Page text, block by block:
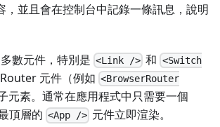
，並且會在控制台中記錄一條訊息，說明
數元件，特別是 <Link /> 和 <Switch
Router 元件（例如<BrowserRouter
元素。通常在應用程式中只需要一個
頂層的 <App /> 元件立即渲染。